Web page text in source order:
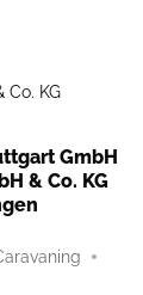
Co. KG
GmbH
& Co. KG